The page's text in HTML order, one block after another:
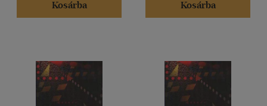
Kosárba
Kosárba